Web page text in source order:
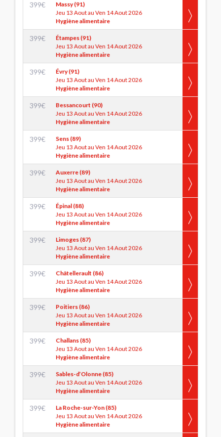
399€
Massy (91)
Jeu 13 Aout au Ven 14 Aout 2026
Hygiène alimentaire
399€
Étampes (91)
Jeu 13 Aout au Ven 14 Aout 2026
Hygiène alimentaire
399€
Évry (91)
Jeu 13 Aout au Ven 14 Aout 2026
Hygiène alimentaire
399€
Bessancourt (90)
Jeu 13 Aout au Ven 14 Aout 2026
Hygiène alimentaire
399€
Sens (89)
Jeu 13 Aout au Ven 14 Aout 2026
Hygiène alimentaire
399€
Auxerre (89)
Jeu 13 Aout au Ven 14 Aout 2026
Hygiène alimentaire
399€
Épinal (88)
Jeu 13 Aout au Ven 14 Aout 2026
Hygiène alimentaire
399€
Limoges (87)
Jeu 13 Aout au Ven 14 Aout 2026
Hygiène alimentaire
399€
Châtellerault (86)
Jeu 13 Aout au Ven 14 Aout 2026
Hygiène alimentaire
399€
Poitiers (86)
Jeu 13 Aout au Ven 14 Aout 2026
Hygiène alimentaire
399€
Challans (85)
Jeu 13 Aout au Ven 14 Aout 2026
Hygiène alimentaire
399€
Sables-d’Olonne (85)
Jeu 13 Aout au Ven 14 Aout 2026
Hygiène alimentaire
399€
La Roche-sur-Yon (85)
Jeu 13 Aout au Ven 14 Aout 2026
Hygiène alimentaire